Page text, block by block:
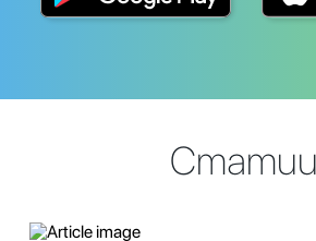
Статии